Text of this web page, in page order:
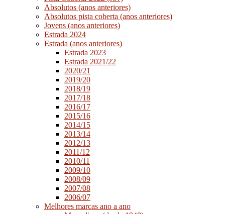
Absolutos (anos anteriores)
Absolutos pista coberta (anos anteriores)
Jovens (anos anteriores)
Estrada 2024
Estrada (anos anteriores)
Estrada 2023
Estrada 2021/22
2020/21
2019/20
2018/19
2017/18
2016/17
2015/16
2014/15
2013/14
2012/13
2011/12
2010/11
2009/10
2008/09
2007/08
2006/07
Melhores marcas ano a ano